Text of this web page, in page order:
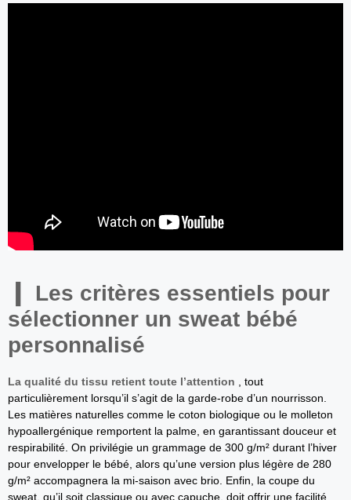
Les critères essentiels pour
sélectionner un sweat bébé
personnalisé
La qualité du tissu retient toute l’attention , tout
particulièrement lorsqu’il s’agit de la garde-robe d’un nourrisson.
Les matières naturelles comme le coton biologique ou le molleton
hypoallergénique remportent la palme, en garantissant douceur et
respirabilité. On privilégie un grammage de 300 g/m² durant l’hiver
pour envelopper le bébé, alors qu’une version plus légère de 280
g/m² accompagnera la mi-saison avec brio. Enfin, la coupe du
sweat, qu’il soit classique ou avec capuche, doit offrir une facilité